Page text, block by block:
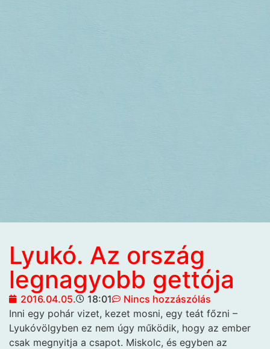
Lyukó. Az ország
legnagyobb gettója
2016.04.05. 18:01
Nincs hozzászólás
Inni egy pohár vizet, kezet mosni, egy teát főzni –
Lyukóvölgyben ez nem úgy működik, hogy az ember
csak megnyitja a csapot. Miskolc, és egyben az